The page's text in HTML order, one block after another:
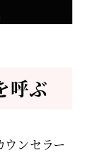
呼ぶ
ウンセラー